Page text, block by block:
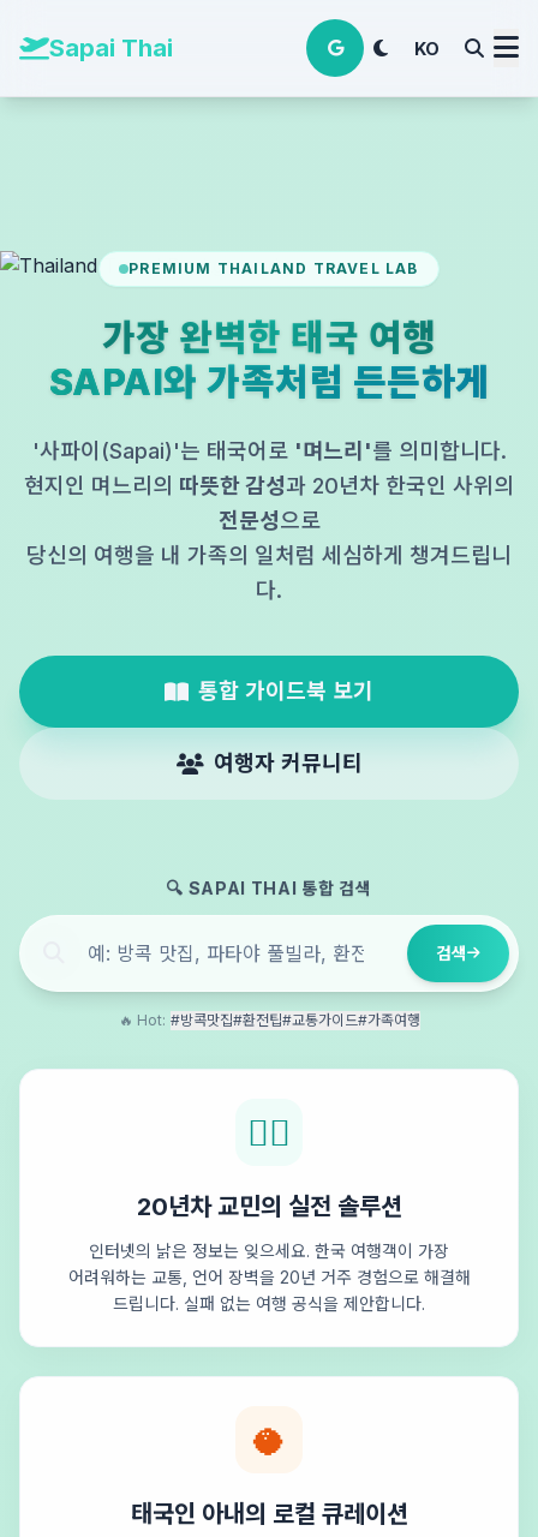
Sapai Thai KO
PREMIUM THAILAND TRAVEL LAB
가장 완벽한 태국 여행
SAPAI와 가족처럼 든든하게
'사파이(Sapai)'는 태국어로 '며느리'를 의미합니다.
현지인 며느리의 따뜻한 감성과 20년차 한국인 사위의
전문성으로
당신의 여행을 내 가족의 일처럼 세심하게 챙겨드립니
다.
통합 가이드북 보기
여행자 커뮤니티
🔍 SAPAI THAI 통합 검색
검색
🔥 Hot: #방콕맛집#환전팁#교통가이드#가족여행
🕵️‍♂️
20년차 교민의 실전 솔루션
인터넷의 낡은 정보는 잊으세요. 한국 여행객이 가장
어려워하는 교통, 언어 장벽을 20년 거주 경험으로 해결해
드립니다. 실패 없는 여행 공식을 제안합니다.
🥥
태국인 아내의 로컬 큐레이션